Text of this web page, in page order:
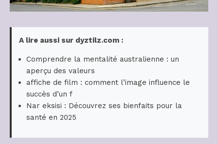
A lire aussi sur dyztilz.com :
Comprendre la mentalité australienne : un
aperçu des valeurs
affiche de film : comment l’image influence le
succès d’un f
Nar eksisi : Découvrez ses bienfaits pour la
santé en 2025